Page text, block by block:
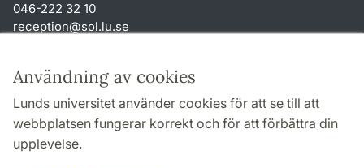
Användning av cookies
Lunds universitet använder cookies för att se till att
webbplatsen fungerar korrekt och för att förbättra din
upplevelse.
046-222 32 10
reception@sol.lu.se
Genvägar
Om webbplatsen och cookies
Behandling av personuppgifter
Tillgänglighetsredogörelse